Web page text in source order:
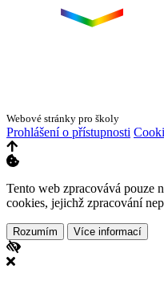
Webové stránky pro školy
Prohlášení o přístupnosti
Tento web zpracovává pouze
cookies, jejichž zpracování
Rozumím Více informací